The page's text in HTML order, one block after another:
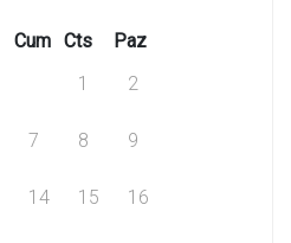
Cum Cts
Paz
1
2
7 8 9
14 15 16